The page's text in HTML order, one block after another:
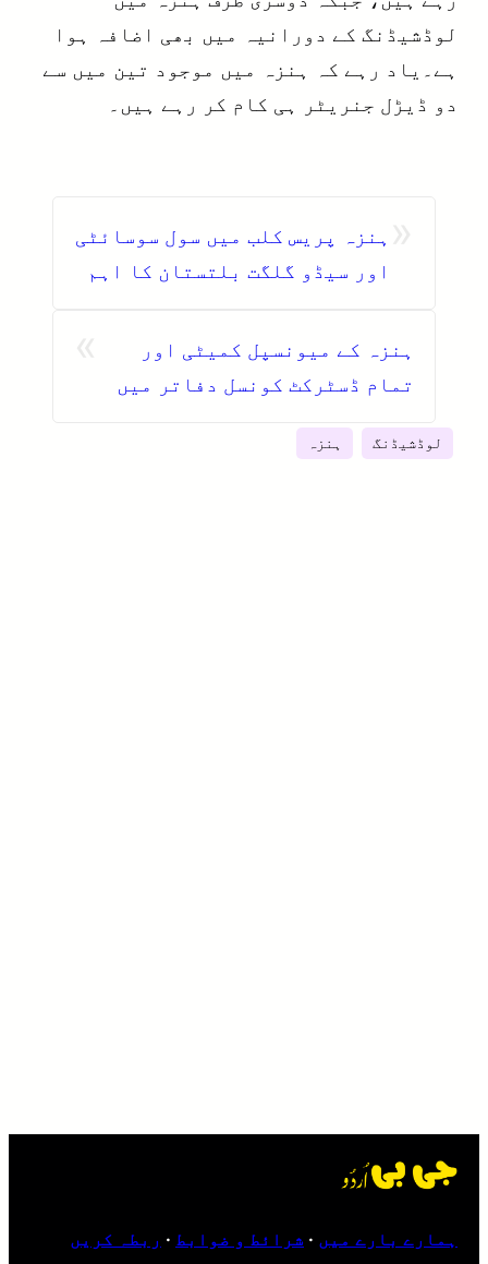
لوڈشیڈنگ کے دورانیہ میں بھی اضافہ ہوا
ہے۔یاد رہے کہ ہنزہ میں موجود تین میں سے
دو ڈیڑل جنریٹر ہی کام کر رہے ہیں۔
ہنزہ پریس کلب میں سول سوسائٹی
اور سیڈو گلگت بلتستان کا اہم
ہنزہ کے میونسپل کمیٹی اور
تمام ڈسٹرکٹ کونسل دفاتر میں
عائد
لوڈشیڈنگ ہنزہ
ہمارے بارے میں · شرائط و ضوابط · ربطہ کریں